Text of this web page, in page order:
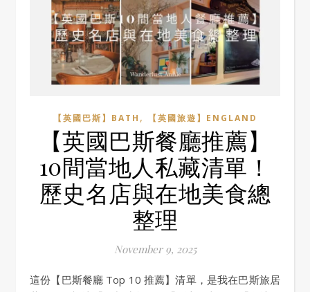
【英國巴斯】BATH , 【英國旅遊】ENGLAND
【英國巴斯餐廳推薦】
10間當地人私藏清單！
歷史名店與在地美食總
整理
November 9, 2025
這份【巴斯餐廳 Top 10 推薦】清單，是我在巴斯旅居